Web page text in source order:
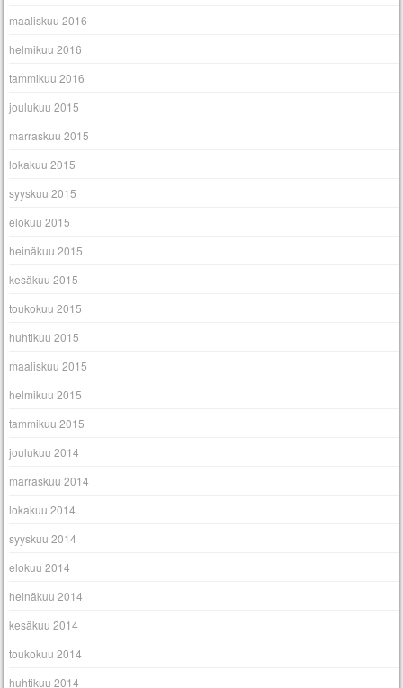
maaliskuu 2016
helmikuu 2016
tammikuu 2016
joulukuu 2015
marraskuu 2015
lokakuu 2015
syyskuu 2015
elokuu 2015
heinäkuu 2015
kesäkuu 2015
toukokuu 2015
huhtikuu 2015
maaliskuu 2015
helmikuu 2015
tammikuu 2015
joulukuu 2014
marraskuu 2014
lokakuu 2014
syyskuu 2014
elokuu 2014
heinäkuu 2014
kesäkuu 2014
toukokuu 2014
huhtikuu 2014